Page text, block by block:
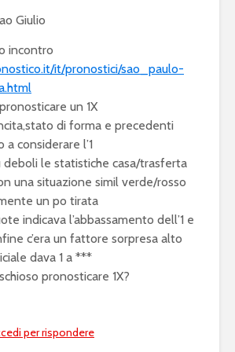
Giulio
incontro
it/pronostici/sao_paulo-
un 1X
di forma e precedenti
considerare l’1
deboli le statistiche casa/trasferta
una situazione simil verde/rosso
un po tirata
indicava l’abbassamento dell’1 e
c’era un fattore sorpresa alto
dava 1 a ***
pronosticare 1X?
per rispondere